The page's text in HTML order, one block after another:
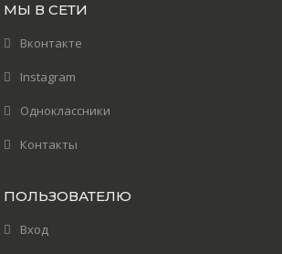
МЫ В СЕТИ
Вконтакте
Instagram
Одноклассники
Контакты
ПОЛЬЗОВАТЕЛЮ
Вход